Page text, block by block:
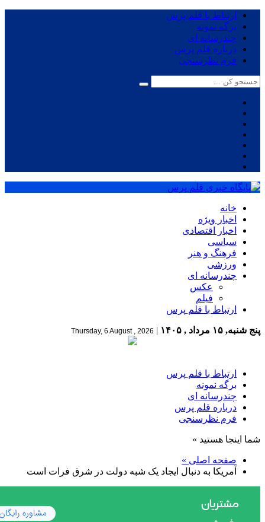
ارتباط با قلم پرس
برگه نمونه
چندرسانه ای
درباره قلم پرس
فرم نظرسنجی
خانه
اخبار ویژه
اخبار اقتصادی
سیاسی
فرهنگ و هنر
ورزشی
چندرسانه ای
عکس
فیلم
ارتباط با قلم پرس
پنج شنبه, ۱۵ مرداد , ۱۴۰۵ |
Thursday, 6 August , 2026
ارتباط با قلم پرس
برگه نمونه
چندرسانه ای
درباره قلم پرس
فرم نظرسنجی
شما اینجا هستید »
صفحه اصلی »
آمریکا به دنبال ایجاد یک شبه دولت در شرق فرات است